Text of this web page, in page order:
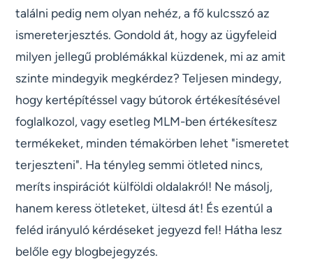
találni pedig nem olyan nehéz, a fő kulcsszó az
ismereterjesztés. Gondold át, hogy az ügyfeleid
milyen jellegű problémákkal küzdenek, mi az amit
szinte mindegyik megkérdez? Teljesen mindegy,
hogy kertépítéssel vagy bútorok értékesítésével
foglalkozol, vagy esetleg MLM-ben értékesítesz
termékeket, minden témakörben lehet "ismeretet
terjeszteni". Ha tényleg semmi ötleted nincs,
meríts inspirációt külföldi oldalakról! Ne másolj,
hanem keress ötleteket, ültesd át! És ezentúl a
feléd irányuló kérdéseket jegyezd fel! Hátha lesz
belőle egy blogbejegyzés.